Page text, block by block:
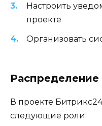
Настроить
проекте
Организовать
В проекте
следующие роли: